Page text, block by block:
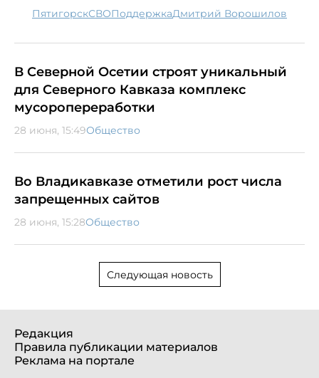
Пятигорск СВО поддержка Дмитрий Ворошилов
В Северной Осетии строят уникальный
для Северного Кавказа комплекс
мусоропереработки
28 июня, 15:49Общество
Во Владикавказе отметили рост числа
запрещенных сайтов
28 июня, 15:28Общество
Следующая новость
Редакция
Правила публикации материалов
Реклама на портале